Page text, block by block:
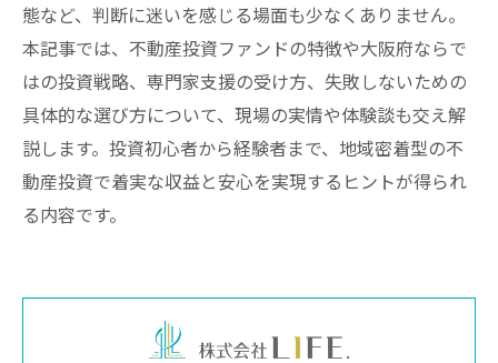
態など、判断に迷いを感じる場面も少なくありません。
本記事では、不動産投資ファンドの特徴や大阪府ならで
はの投資戦略、専門家支援の受け方、失敗しないための
具体的な選び方について、現場の実情や体験談も交え解
説します。投資初心者から経験者まで、地域密着型の不
動産投資で着実な収益と安心を実現するヒントが得られ
る内容です。